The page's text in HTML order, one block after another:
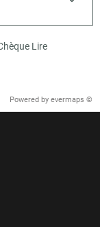
Lire
Powered by evermaps ©